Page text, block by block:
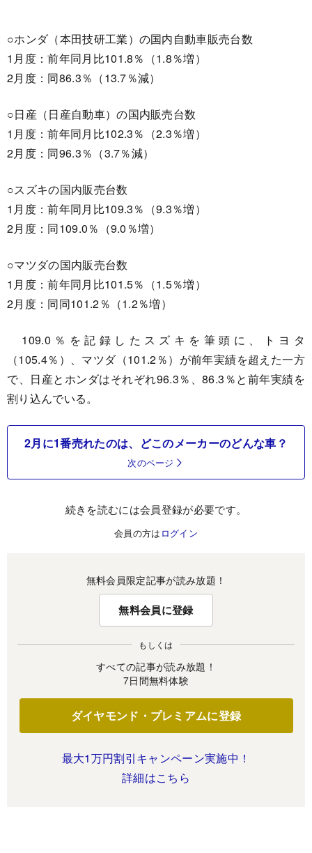
○ホンダ（本田技研工業）の国内自動車販売台数
1月度：前年同月比101.8％（1.8％増）
2月度：同86.3％（13.7％減）
○日産（日産自動車）の国内販売台数
1月度：前年同月比102.3％（2.3％増）
2月度：同96.3％（3.7％減）
○スズキの国内販売台数
1月度：前年同月比109.3％（9.3％増）
2月度：同109.0％（9.0％増）
○マツダの国内販売台数
1月度：前年同月比101.5％（1.5％増）
2月度：同同101.2％（1.2％増）
109.0％を記録したスズキを筆頭に、トヨタ
（105.4％）、マツダ（101.2％）が前年実績を超えた一方
で、日産とホンダはそれぞれ96.3％、86.3％と前年実績を
割り込んでいる。
2月に1番売れたのは、どこのメーカーのどんな車？
次のページ
続きを読むには会員登録が必要です。
会員の方は ログイン
無料会員限定記事が読み放題！
無料会員に登録
もしくは
すべての記事が読み放題！
7日間無料体験
ダイヤモンド・プレミアムに登録
最大1万円割引キャンペーン実施中！
詳細はこちら